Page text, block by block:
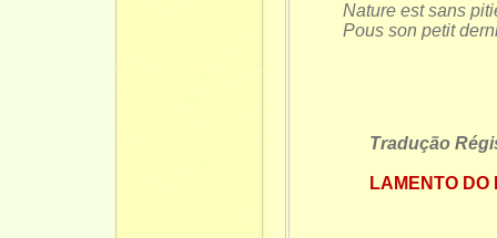
Nature est sans
Pous son petit
Tradução Régis
LAMENTO DO